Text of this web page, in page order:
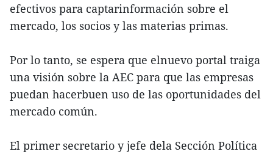
efectivos para captarinformación sobre el
mercado, los socios y las materias primas.
Por lo tanto, se espera que elnuevo portal traiga
una visión sobre la AEC para que las empresas
puedan hacerbuen uso de las oportunidades del
mercado común.
El primer secretario y jefe dela Sección Política